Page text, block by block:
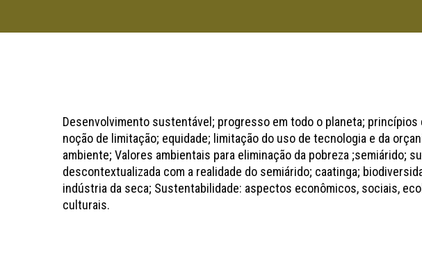
Desenvolvimento sustentável; progresso em todo o planeta; princípios
noção de limitação; equidade; limitação do uso de tecnologia e da
ambiente; Valores ambientais para eliminação da pobreza ;semiárido;
descontextualizada com a realidade do semiárido; caatinga;
indústria da seca; Sustentabilidade: aspectos econômicos, sociais,
culturais.